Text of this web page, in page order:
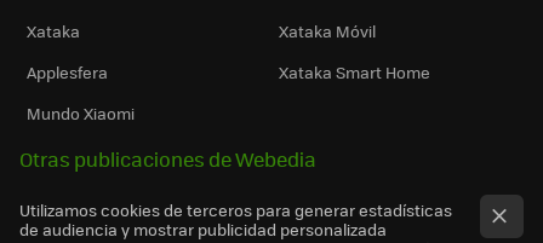
Xataka
Xataka Móvil
Applesfera
Xataka Smart Home
Mundo Xiaomi
Otras publicaciones de Webedia
Utilizamos cookies de terceros para generar estadísticas
de audiencia y mostrar publicidad personalizada